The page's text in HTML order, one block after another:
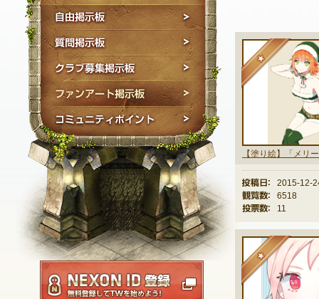
質問掲示板
クラブ募集掲示板
ファンアート掲示板
コミュニティポイン
NEXON ID登録
★
投稿日：
2015-12-
観覧数：
6518
投票数：
11
★